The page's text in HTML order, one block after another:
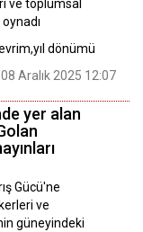
ve toplumsal
dönümü
08 Aralık 2025 12:07
yer alan
Gücü'ne
ve
güneyindeki